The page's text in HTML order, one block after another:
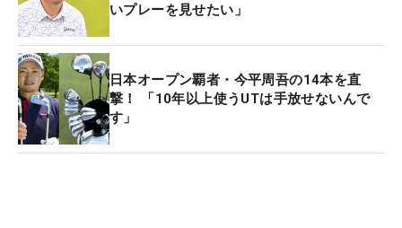
いプレーを見せたい」
日本オープン覇者・今平周吾の14本を直
撃！ 「10年以上使うUTは手放せないんで
す」